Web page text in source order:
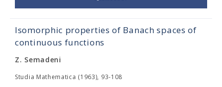
Isomorphic properties of Banach spaces of
continuous functions
Z. Semadeni
Studia Mathematica (1963), 93-108